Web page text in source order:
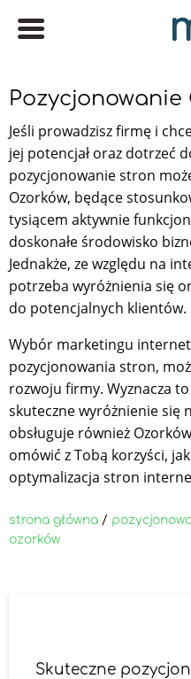
Pozycjonowanie
Jeśli prowadzisz firmę i
jej potencjał oraz dotrzeć
pozycjonowanie stron
Ozorków, będące
tysiącem aktywnie
doskonałe środowisko
Jednakże, ze względu na
potrzeba wyróżnienia się
do potencjalnych klientów.
Wybór marketingu
pozycjonowania stron,
rozwoju firmy. Wyznacza
skuteczne wyróżnienie się
obsługuje również
omówić z Tobą korzyści,
optymalizacja stron
strona główna /
ozorków
Skuteczne